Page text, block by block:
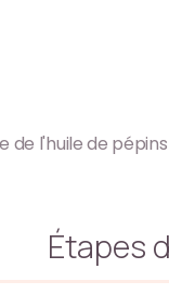
de l'huile de
Étapes